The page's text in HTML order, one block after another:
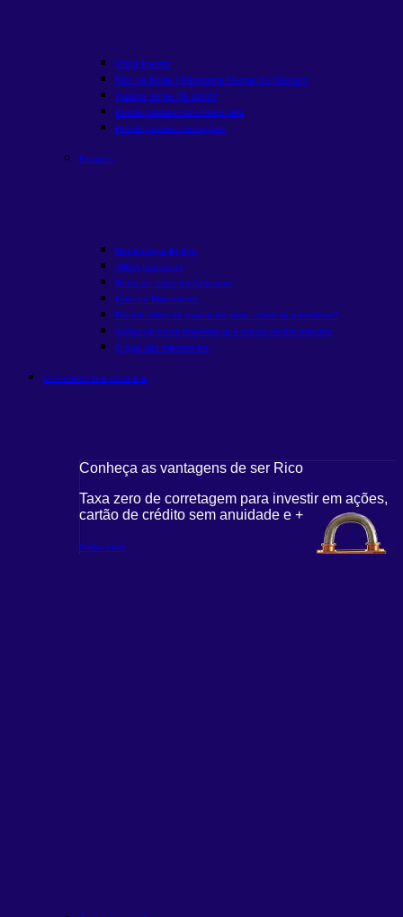
Onde Investir
Rico na Bolsa | Panorama Mensal do Mercado
Quanto rende R$ 1000?
Renda passiva com Fiisem alta
Renda passiva com ações
Estudos
Metodologia Buffett
ARCA funciona?
Bolsa vs. corte da Selicnovo
Guia de Dividendos
Fiis em ciclos de queda de juros: como se posicionar?
Ações da bolsa brasileira que nunca deram prejuízo
O que são memecoins
Conteúdos Educacionais
Conheça as vantagens de ser Rico
Taxa zero de corretagem para investir em ações,
cartão de crédito sem anuidade e +
Saiba mais